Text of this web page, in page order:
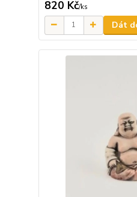
820 Kč/ks
Dát